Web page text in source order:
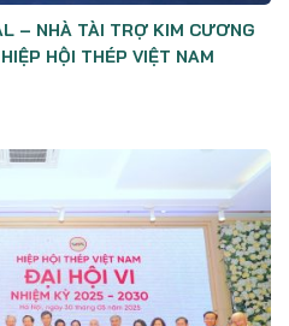
– NHÀ TÀI TRỢ KIM CƯƠNG
HỘI THÉP VIỆT NAM